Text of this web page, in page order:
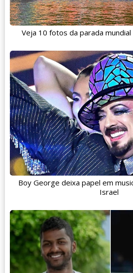
Veja 10 fotos da parada
Boy George deixa papel em
Israel